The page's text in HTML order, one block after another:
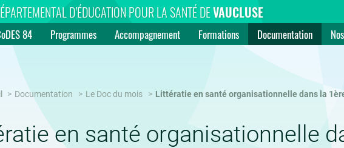
D’ÉDUCATION POUR LA SANTÉ DEVAUCLUSE
84 Programmes Accompagnement Formations Documentation
Documentation Le Doc du mois Littératie en santé organisationnelle dans la
en santé organisationnelle